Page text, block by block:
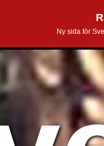
Ny sida för